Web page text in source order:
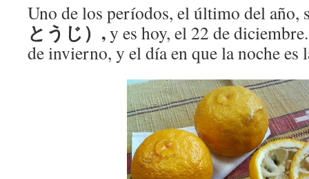
Uno de los períodos, el último del año,
とうじ）,y es hoy, el 22 de
de invierno, y el día en que la noche es